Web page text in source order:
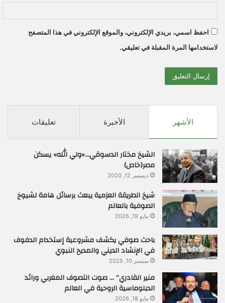
احفظ اسمي، بريدي الإلكتروني، والموقع الإلكتروني في هذا المتصفح
لاستخدامها المرة المقبلة في تعليقي.
الأشهر الأخيرة تعليقات
الشيخ مختار الدسوقي…«ولي الله» يسكن
مصر(خاص)
ديسمبر 12, 2020
شيخ الطريقة العزمية يبعث برسائل هامة لشيوخ
الصوفية بالعالم
مايو 19, 2026
باحث صوفي يكشف مشروعية إستخدام الدفوف
في الإنشاد الديني والمديح النبوي
سبتمبر 10, 2025
منير القادري” … صوت التصوف المغربي ورائد
الدبلوماسية الروحية في العالم
مايو 18, 2026